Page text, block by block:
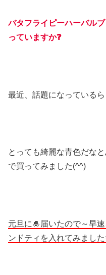
バタフライピーハーバル
っていますか❓
最近、話題になっている
とっても綺麗な青色だな
で買ってみました(^^)
元旦に🎍届いたので～早
ンドティを入れてみました